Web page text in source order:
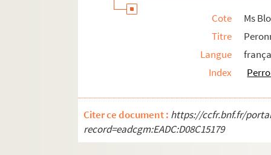
Ms Blosseville-1548. Pitrat
Pixerécourt. (Voy. Guilbert de)
Ms Blosseville-1549. Plater
Ms Blosseville-1550. Plessy
Ms Blosseville-1551. Pléville-Lepelley
Ms Blosseville-1552. Podenas (Prince
Ms Blosseville-1553. Poivet
Ms Blosseville-1554. Poirson (Ch)
Cote
Ms
Titre
Langue
Index
Citer ce document : https://ccfr.bnf.fr/
record=eadcgm:EADC:D08C15179